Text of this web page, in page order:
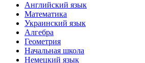
Английский язык
Математика
Украинский язык
Алгебра
Геометрия
Начальная школа
Немецкий язык